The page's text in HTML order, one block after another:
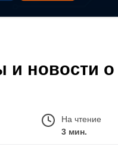
и новости
На чтение
3 мин.